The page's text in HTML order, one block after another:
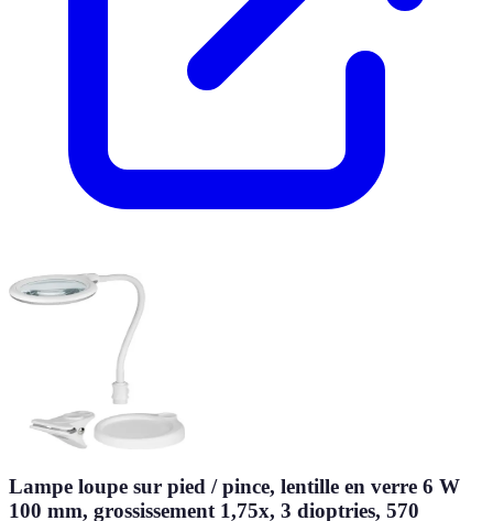
Lampe loupe sur pied / pince, lentille en verre 6 W
100 mm, grossissement 1,75x, 3 dioptries, 570